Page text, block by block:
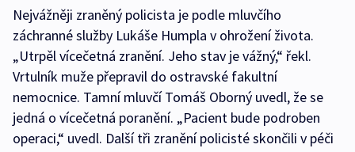
Nejvážněji zraněný policista je podle mluvčího
záchranné služby Lukáše Humpla v ohrožení života.
„Utrpěl vícečetná zranění. Jeho stav je vážný,“ řekl.
Vrtulník muže přepravil do ostravské fakultní
nemocnice. Tamní mluvčí Tomáš Oborný uvedl, že se
jedná o vícečetná poranění. „Pacient bude podroben
operaci,“ uvedl. Další tři zranění policisté skončili v péči